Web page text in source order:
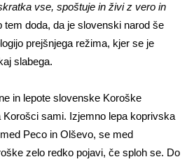
vse, spoštuje in živi z vero in
tem doda, da je slovenski narod še
prejšnjega režima, kjer se je
slabega.
in lepote slovenske Koroške
Korošci sami. Izjemno lepa koprivska
Peco in Olševo, se med
zelo redko pojavi, če sploh se. Do